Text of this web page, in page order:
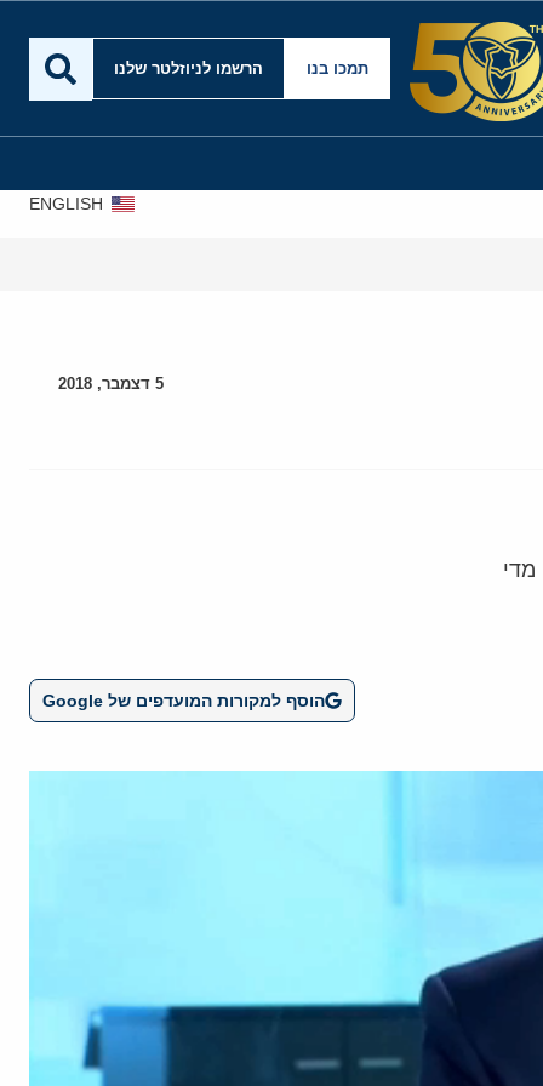
תמכו בנו הרשמו לניוזלטר שלנו
ENGLISH
5 דצמבר, 2018
הוסף למקורות המועדפים של Google